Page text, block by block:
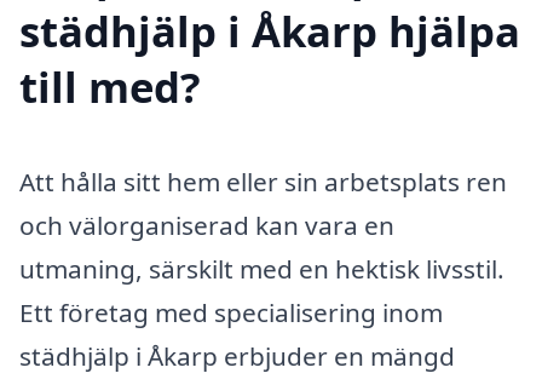
städhjälp i Åkarp hjälpa
till med?
Att hålla sitt hem eller sin arbetsplats ren
och välorganiserad kan vara en
utmaning, särskilt med en hektisk livsstil.
Ett företag med specialisering inom
städhjälp i Åkarp erbjuder en mängd